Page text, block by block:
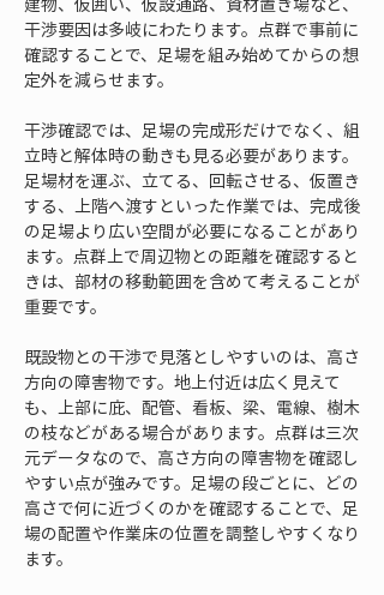
干渉要因は多岐にわたります。点群で事前に
確認することで、足場を組み始めてからの想
定外を減らせます。
干渉確認では、足場の完成形だけでなく、組
立時と解体時の動きも見る必要があります。
足場材を運ぶ、立てる、回転させる、仮置き
する、上階へ渡すといった作業では、完成後
の足場より広い空間が必要になることがあり
ます。点群上で周辺物との距離を確認すると
きは、部材の移動範囲を含めて考えることが
重要です。
既設物との干渉で見落としやすいのは、高さ
方向の障害物です。地上付近は広く見えて
も、上部に庇、配管、看板、梁、電線、樹木
の枝などがある場合があります。点群は三次
元データなので、高さ方向の障害物を確認し
やすい点が強みです。足場の段ごとに、どの
高さで何に近づくのかを確認することで、足
場の配置や作業床の位置を調整しやすくなり
ます。